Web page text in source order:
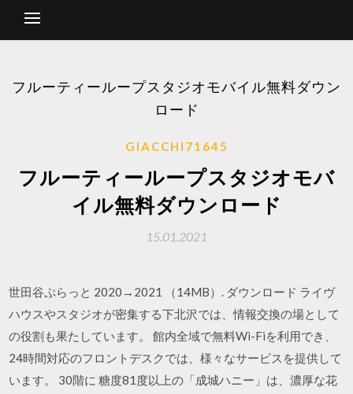
フルーティーループスタジオモバイル無料ダウン
ロード
GIACCHI71645
フルーティーループスタジオモバ
イル無料ダウンロード
15.01.2021
世田谷ぷらっと 2020→2021 （14MB）. ダウンロード ライヴ
ハウスやスタジオが密集する下北沢では、情報交換の場として
の役割も果たしています。 館内全域で無料Wi-Fiを利用でき、
24時間対応のフロントデスクでは、様々なサービスを提供して
います。 30階に 糖度81度以上の「成城ハニー」は、濃厚な花